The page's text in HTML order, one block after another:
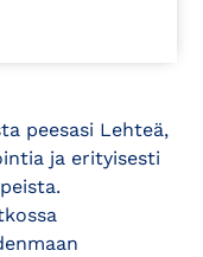
peesasi Lehteä,
ja erityisesti